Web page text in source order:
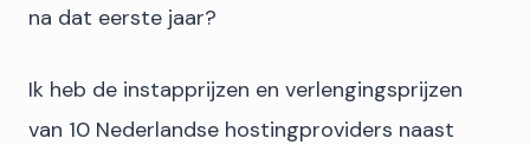
na dat eerste jaar?
Ik heb de instapprijzen en verlengingsprijzen
van 10 Nederlandse hostingproviders naast